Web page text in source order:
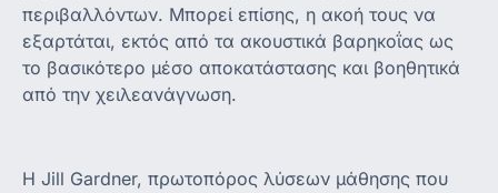
περιβαλλόντων. Μπορεί επίσης, η ακοή τους να
εξαρτάται, εκτός από τα ακουστικά βαρηκοΐας ως
το βασικότερο μέσο αποκατάστασης και βοηθητικά
από την χειλεανάγνωση.
Η Jill Gardner, πρωτοπόρος λύσεων μάθησης που